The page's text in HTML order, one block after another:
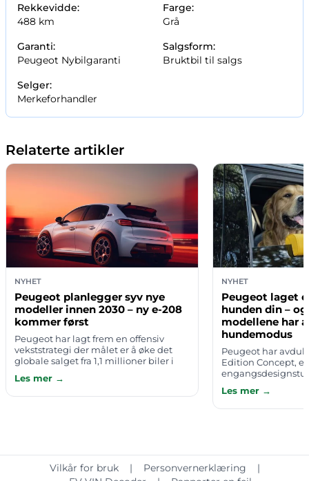
Rekkevidde:
488 km
Farge:
Grå
Garanti:
Peugeot Nybilgaranti
Salgsform:
Bruktbil til salgs
Selger:
Merkeforhandler
Relaterte artikler
NYHET
Peugeot planlegger syv nye
modeller innen 2030 – ny e-208
kommer først
Peugeot har lagt frem en offensiv
vekststrategi der målet er å øke det
globale salget fra 1,1 millioner biler i
komme dit satser det fransk…
Les mer →
NYHET
Peugeot laget
hunden din –
modellene har
hundemodus
Peugeot har
Edition Concept,
bedre reisefeller
er utviklet i
Les mer →
Vilkår for bruk | Personvernerklæring
|